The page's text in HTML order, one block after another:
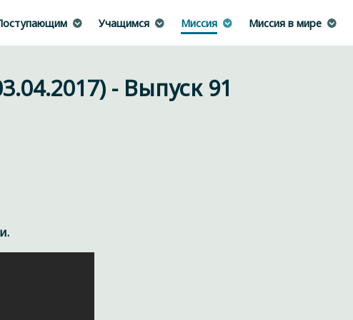
Учащимся Миссия Миссия в мире
- Выпуск 91